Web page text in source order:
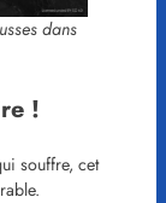
dans
!
souffre, cet